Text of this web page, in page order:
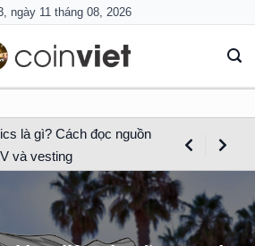
ngày 11 tháng 08, 2026
là gì? Cách đọc nguồn
và vesting